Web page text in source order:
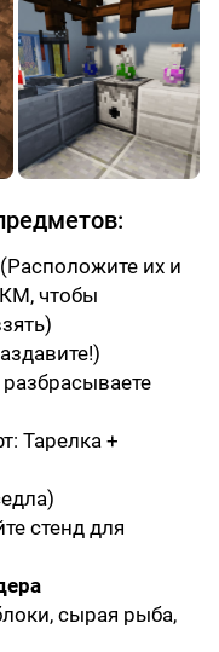
(Расположите их и
чтобы
Тарелка +
стенд для
сырая рыба,